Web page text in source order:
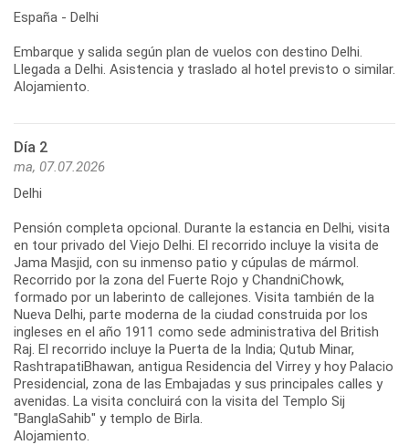
España - Delhi
Embarque y salida según plan de vuelos con destino Delhi.
Llegada a Delhi. Asistencia y traslado al hotel previsto o similar.
Alojamiento.
Día 2
ma, 07.07.2026
Delhi
Pensión completa opcional. Durante la estancia en Delhi, visita
en tour privado del Viejo Delhi. El recorrido incluye la visita de
Jama Masjid, con su inmenso patio y cúpulas de mármol.
Recorrido por la zona del Fuerte Rojo y ChandniChowk,
formado por un laberinto de callejones. Visita también de la
Nueva Delhi, parte moderna de la ciudad construida por los
ingleses en el año 1911 como sede administrativa del British
Raj. El recorrido incluye la Puerta de la India; Qutub Minar,
RashtrapatiBhawan, antigua Residencia del Virrey y hoy Palacio
Presidencial, zona de las Embajadas y sus principales calles y
avenidas. La visita concluirá con la visita del Templo Sij
"BanglaSahib" y templo de Birla.
Alojamiento.